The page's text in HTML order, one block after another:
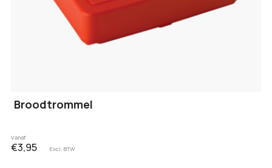
Broodtrommel
Vanaf
€3,95 Excl. BTW